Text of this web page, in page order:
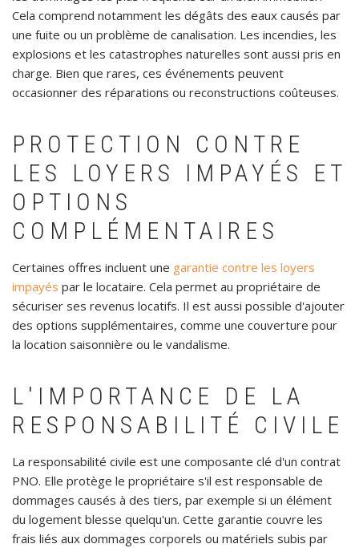
Cela comprend notamment les dégâts des eaux causés par
une fuite ou un problème de canalisation. Les incendies, les
explosions et les catastrophes naturelles sont aussi pris en
charge. Bien que rares, ces événements peuvent
occasionner des réparations ou reconstructions coûteuses.
PROTECTION CONTRE
LES LOYERS IMPAYÉS ET
OPTIONS
COMPLÉMENTAIRES
Certaines offres incluent une garantie contre les loyers
impayés par le locataire. Cela permet au propriétaire de
sécuriser ses revenus locatifs. Il est aussi possible d'ajouter
des options supplémentaires, comme une couverture pour
la location saisonnière ou le vandalisme.
L'IMPORTANCE DE LA
RESPONSABILITÉ CIVILE
La responsabilité civile est une composante clé d'un contrat
PNO. Elle protège le propriétaire s'il est responsable de
dommages causés à des tiers, par exemple si un élément
du logement blesse quelqu'un. Cette garantie couvre les
frais liés aux dommages corporels ou matériels subis par